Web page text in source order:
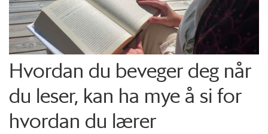
Hvordan du beveger deg når
du leser, kan ha mye å si for
hvordan du lærer